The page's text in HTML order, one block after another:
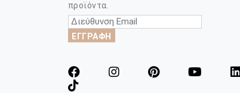
προϊόντα.
ΕΓΓΡΑΦΗ